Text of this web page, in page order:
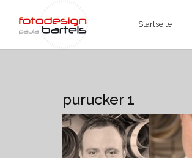
Startseite
purucker 1